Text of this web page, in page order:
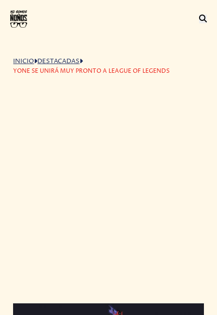
INICIO DESTACADAS
YONE SE UNIRÁ MUY PRONTO A LEAGUE OF LEGENDS